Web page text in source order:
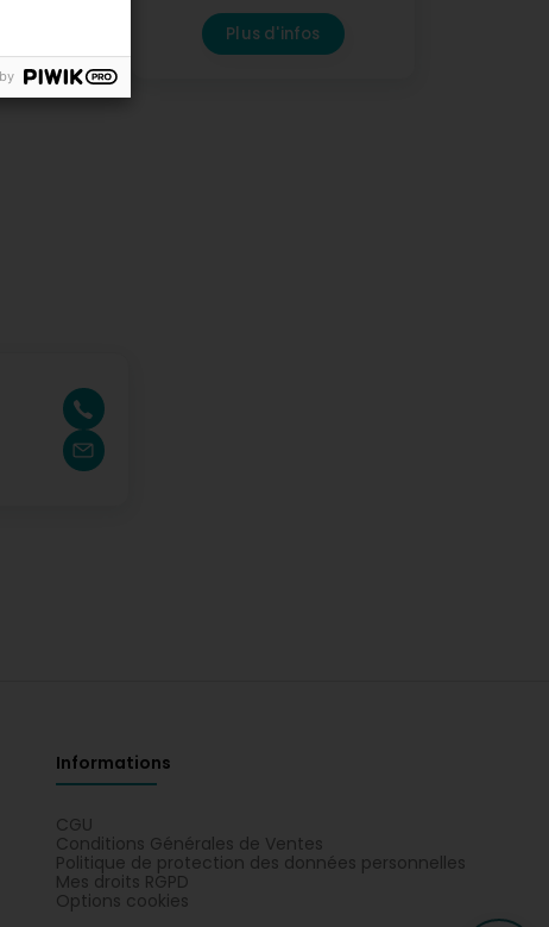
Plus d'infos
Informations
CGU
Conditions Générales de Ventes
Politique de protection des données personnelles
Mes droits RGPD
Options cookies